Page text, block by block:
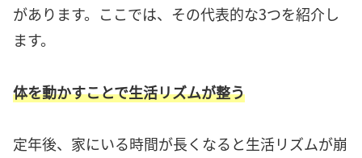
があります。ここでは、その代表的な3つを紹介し
ます。
体を動かすことで生活リズムが整う
定年後、家にいる時間が長くなると生活リズムが崩